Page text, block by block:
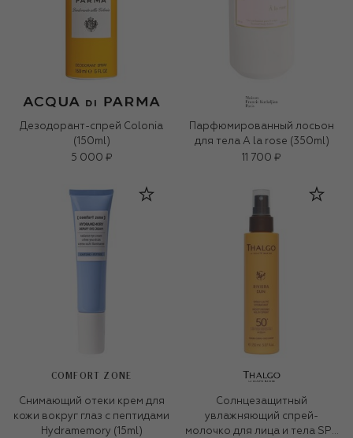
Дезодорант-спрей Colonia
(150ml)
5 000 ₽
Парфюмированный лосьон
для тела A la rose (350ml)
11 700 ₽
COMFORT ZONE
Снимающий отеки крем для
кожи вокруг глаз c пептидами
Hydramemory (15ml)
Солнцезащитный
увлажняющий спрей-
молочко для лица и тела SPF